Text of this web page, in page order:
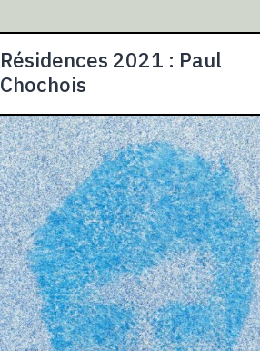
Résidences 2021 : Paul
Chochois